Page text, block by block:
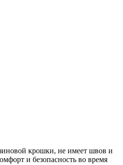
крошки, не имеет швов и
и безопасность во время